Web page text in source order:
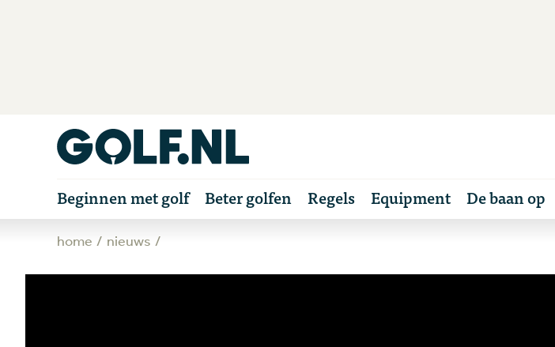
Beginnen met golf Beter golfen Regels Equipment De baan op
home nieuws